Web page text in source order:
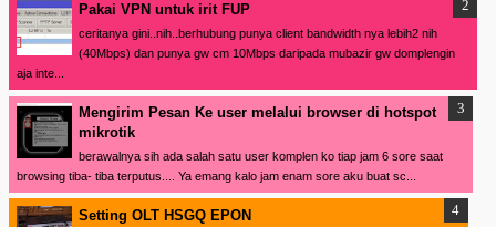
Pakai VPN untuk irit FUP
ceritanya gini..nih..berhubung punya client bandwidth nya lebih2 nih
(40Mbps) dan punya gw cm 10Mbps daripada mubazir gw domplengin
aja inte...
Mengirim Pesan Ke user melalui browser di hotspot
mikrotik
berawalnya sih ada salah satu user komplen ko tiap jam 6 sore saat
browsing tiba- tiba terputus.... Ya emang kalo jam enam sore aku buat sc...
Setting OLT HSGQ EPON